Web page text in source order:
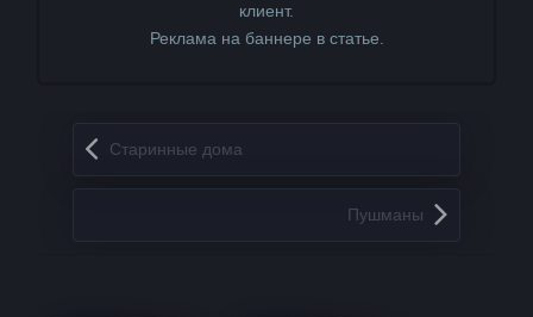
клиент.
Реклама на баннере в статье.
Запись навигация
Старинные дома
Пушманы